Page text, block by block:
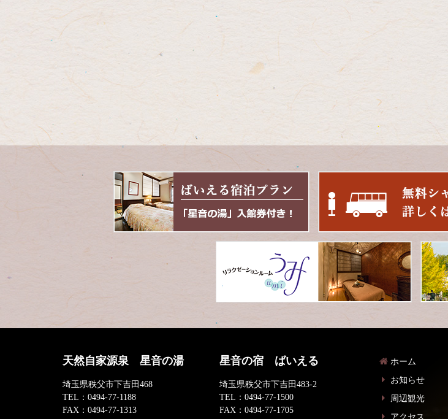
天然自家源泉 星音の湯
埼玉県秩父市下吉田468
TEL： 0494-77-1188
FAX： 0494-77-1313
星音の宿 ばいえる
埼玉県秩父市下吉田483-2
TEL：0494-77-1500
FAX：0494-77-1705
ホーム
お知らせ
周辺観光
アクセス